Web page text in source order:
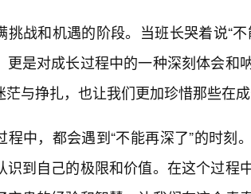
挑战和机遇的阶段。当班长哭着说“
更是对成长过程中的一种深刻体会和
与挣扎，也让我们更加珍惜那些在成
程中，都会遇到“不能再深了”的时刻
识到自己的极限和价值。在这个过程